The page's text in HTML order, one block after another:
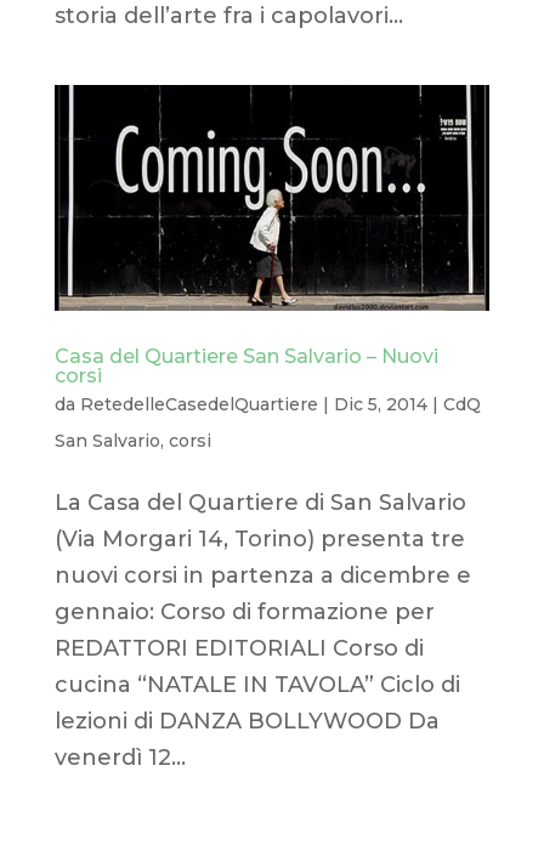
storia dell’arte fra i capolavori...
Casa del Quartiere San Salvario – Nuovi
corsi
da RetedelleCasedelQuartiere | Dic 5, 2014| CdQ
San Salvario, corsi
La Casa del Quartiere di San Salvario
(Via Morgari 14, Torino) presenta tre
nuovi corsi in partenza a dicembre e
gennaio: Corso di formazione per
REDATTORI EDITORIALI Corso di
cucina “NATALE IN TAVOLA” Ciclo di
lezioni di DANZA BOLLYWOOD Da
venerdì 12...